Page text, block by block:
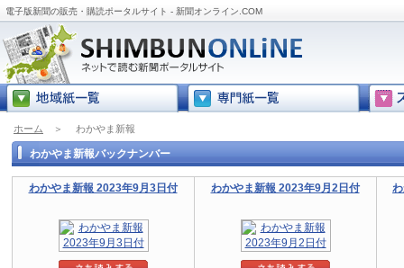
電子版新聞の販売・購読ポータルサイト - 新聞オンライン.COM
ホーム ＞ わかやま新報
わかやま新報バックナンバー
わかやま新報 2023年9月3日付 わかやま新報 2023年9月2日付